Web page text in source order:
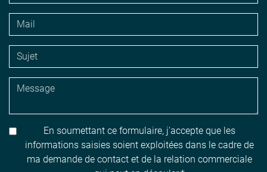
En soumettant ce formulaire, j'accepte que les
informations saisies soient exploitées dans le cadre de
ma demande de contact et de la relation commerciale